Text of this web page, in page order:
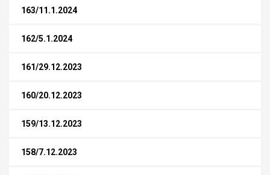
163/11.1.2024
162/5.1.2024
161/29.12.2023
160/20.12.2023
159/13.12.2023
158/7.12.2023